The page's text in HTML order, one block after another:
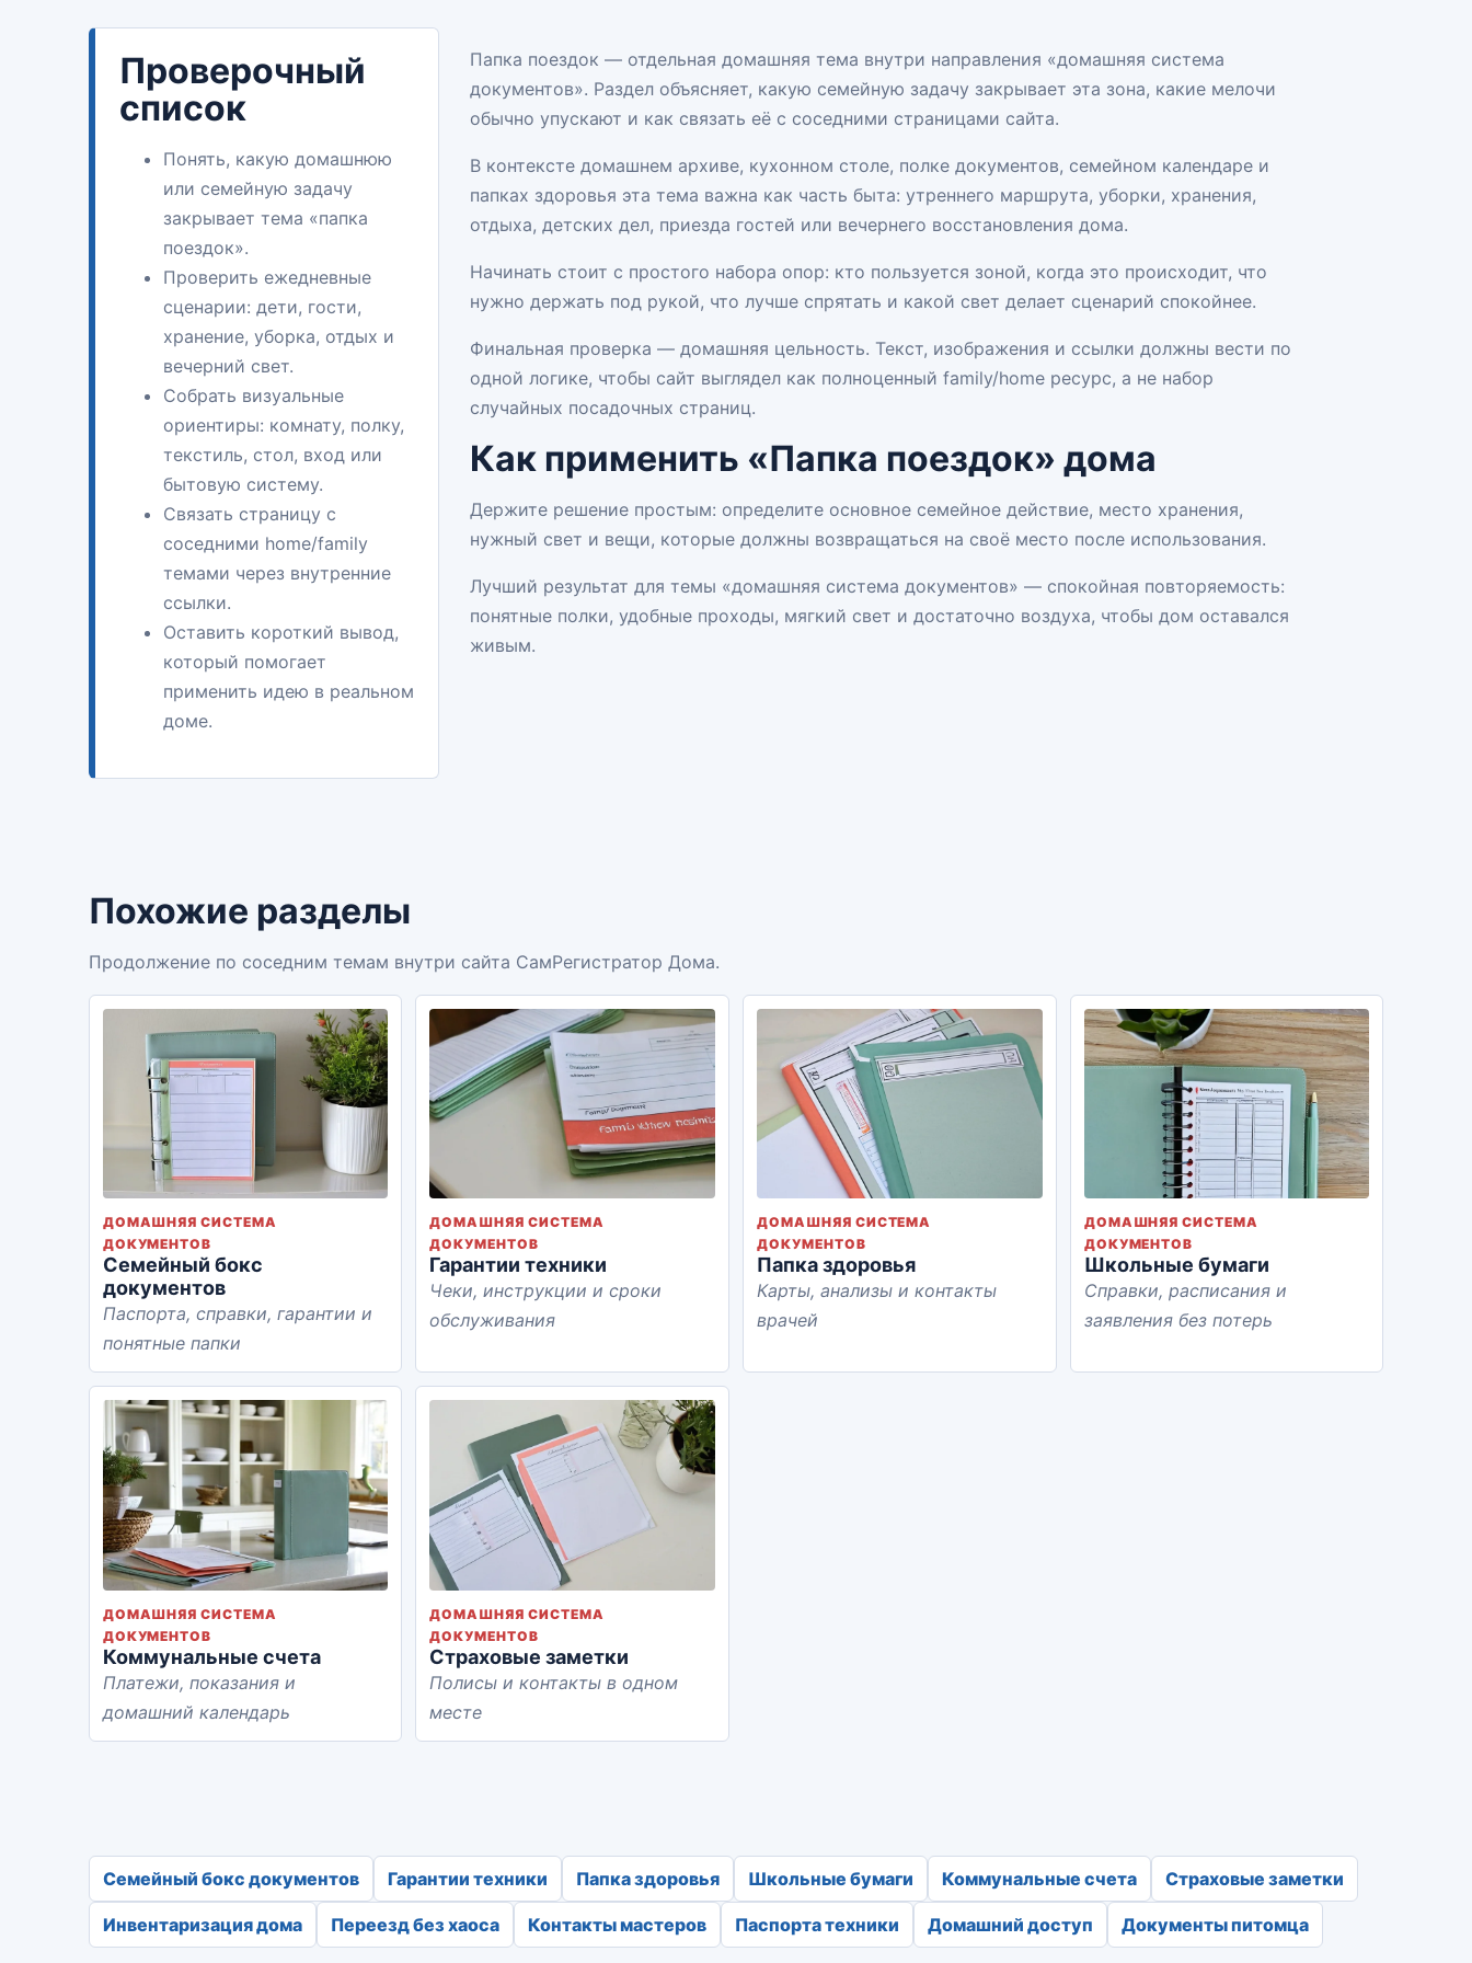
Папка поездок — отдельная домашняя тема внутри направления «домашняя система
документов». Раздел объясняет, какую семейную задачу закрывает эта зона, какие мелочи
обычно упускают и как связать её с соседними страницами сайта.
В контексте домашнем архиве, кухонном столе, полке документов, семейном календаре и
папках здоровья эта тема важна как часть быта: утреннего маршрута, уборки, хранения,
отдыха, детских дел, приезда гостей или вечернего восстановления дома.
Начинать стоит с простого набора опор: кто пользуется зоной, когда это происходит, что
нужно держать под рукой, что лучше спрятать и какой свет делает сценарий спокойнее.
Финальная проверка — домашняя цельность. Текст, изображения и ссылки должны вести по
одной логике, чтобы сайт выглядел как полноценный family/home ресурс, а не набор
случайных посадочных страниц.
Как применить «Папка поездок» дома
Держите решение простым: определите основное семейное действие, место хранения,
нужный свет и вещи, которые должны возвращаться на своё место после использования.
Лучший результат для темы «домашняя система документов» — спокойная повторяемость:
понятные полки, удобные проходы, мягкий свет и достаточно воздуха, чтобы дом оставался
живым.
Проверочный
список
Понять, какую домашнюю
или семейную задачу
закрывает тема «папка
поездок».
Проверить ежедневные
сценарии: дети, гости,
хранение, уборка, отдых и
вечерний свет.
Собрать визуальные
ориентиры: комнату, полку,
текстиль, стол, вход или
бытовую систему.
Связать страницу с
соседними home/family
темами через внутренние
ссылки.
Оставить короткий вывод,
который помогает
применить идею в реальном
доме.
Похожие разделы
Продолжение по соседним темам внутри сайта СамРегистратор Дома.
ДОМАШНЯЯ СИСТЕМА
ДОКУМЕНТОВ
Семейный бокс
документов
Паспорта, справки, гарантии и
понятные папки
ДОМАШНЯЯ СИСТЕМА
ДОКУМЕНТОВ
Гарантии техники
Чеки, инструкции и сроки
обслуживания
ДОМАШНЯЯ СИСТЕМА
ДОКУМЕНТОВ
Папка здоровья
Карты, анализы и контакты
врачей
ДОМАШНЯЯ СИСТЕМА
ДОКУМЕНТОВ
Школьные бумаги
Справки, расписания и
заявления без потерь
ДОМАШНЯЯ СИСТЕМА
ДОКУМЕНТОВ
Коммунальные счета
Платежи, показания и
домашний календарь
ДОМАШНЯЯ СИСТЕМА
ДОКУМЕНТОВ
Страховые заметки
Полисы и контакты в одном
месте
Семейный бокс документов Гарантии техники Папка здоровья Школьные бумаги Коммунальные счета Страховые заметки
Инвентаризация дома Переезд без хаоса Контакты мастеров Паспорта техники Домашний доступ Документы питомца